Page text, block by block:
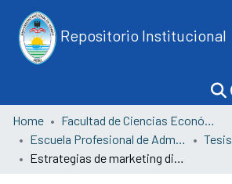
Repositorio Institucional
Home
Facultad de Ciencias Económicas
Escuela Profesional de Administración
Tesis
Estrategias de marketing digital y su relación con el posicionamiento del mercado Mypes, sector ferretero, distrito Tumbes, 2025